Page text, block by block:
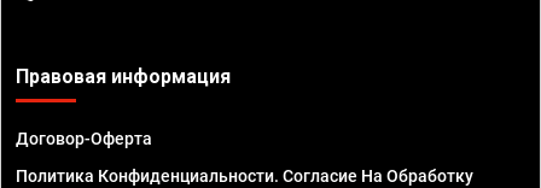
Правовая информация
Договор-Оферта
Политика Конфиденциальности. Согласие На Обработку